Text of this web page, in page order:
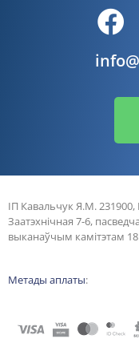
ІП Кавальчук Я.М. 231900,
Заатэхнічная 7-6,
выканаўчым камітэтам
Метады аплаты: